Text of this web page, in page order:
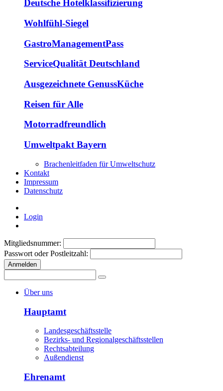
Deutsche Hotelklassifizierung
Wohlfühl-Siegel
GastroManagementPass
ServiceQualität Deutschland
Ausgezeichnete GenussKüche
Reisen für Alle
Motorradfreundlich
Umweltpakt Bayern
Brachenleitfaden für Umweltschutz
Kontakt
Impressum
Datenschutz
Login
Mitgliedsnummer:
Passwort oder Postleitzahl:
Anmelden
Über uns
Hauptamt
Landesgeschäftsstelle
Bezirks- und Regionalgeschäftsstellen
Rechtsabteilung
Außendienst
Ehrenamt